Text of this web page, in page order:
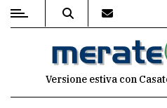
MENUVersione estiva con